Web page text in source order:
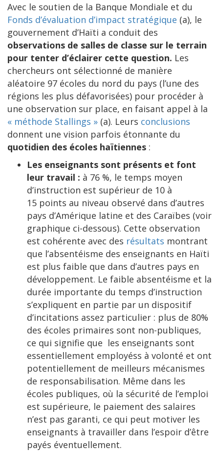
Avec le soutien de la Banque Mondiale et du
Fonds d’évaluation d’impact stratégique (a), le
gouvernement d’Haïti a conduit des
observations de salles de classe sur le terrain
pour tenter d’éclairer cette question. Les
chercheurs ont sélectionné de manière
aléatoire 97 écoles du nord du pays (l’une des
régions les plus défavorisées) pour procéder à
une observation sur place, en faisant appel à la
« méthode Stallings » (a). Leurs conclusions
donnent une vision parfois étonnante du
quotidien des écoles haïtiennes :
Les enseignants sont présents et font
leur travail : à 76 %, le temps moyen
d’instruction est supérieur de 10 à
15 points au niveau observé dans d’autres
pays d’Amérique latine et des Caraïbes (voir
graphique ci-dessous). Cette observation
est cohérente avec des résultats montrant
que l’absentéisme des enseignants en Haïti
est plus faible que dans d’autres pays en
développement. Le faible absentéisme et la
durée importante du temps d’instruction
s’expliquent en partie par un dispositif
d’incitations assez particulier : plus de 80%
des écoles primaires sont non-publiques,
ce qui signifie que les enseignants sont
essentiellement employéss à volonté et ont
potentiellement de meilleurs mécanismes
de responsabilisation. Même dans les
écoles publiques, où la sécurité de l’emploi
est supérieure, le paiement des salaires
n’est pas garanti, ce qui peut motiver les
enseignants à travailler dans l’espoir d’être
payés éventuellement.